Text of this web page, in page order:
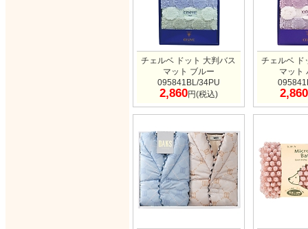
チェルベ ドット 大判バス
マット ブルー
095841BL/34PU
2,860円(税込)
チェルベ ド
マット
2,860